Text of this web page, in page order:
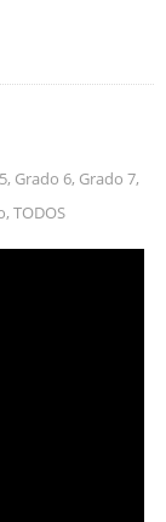
, Grado 6, Grado 7,
, TODOS